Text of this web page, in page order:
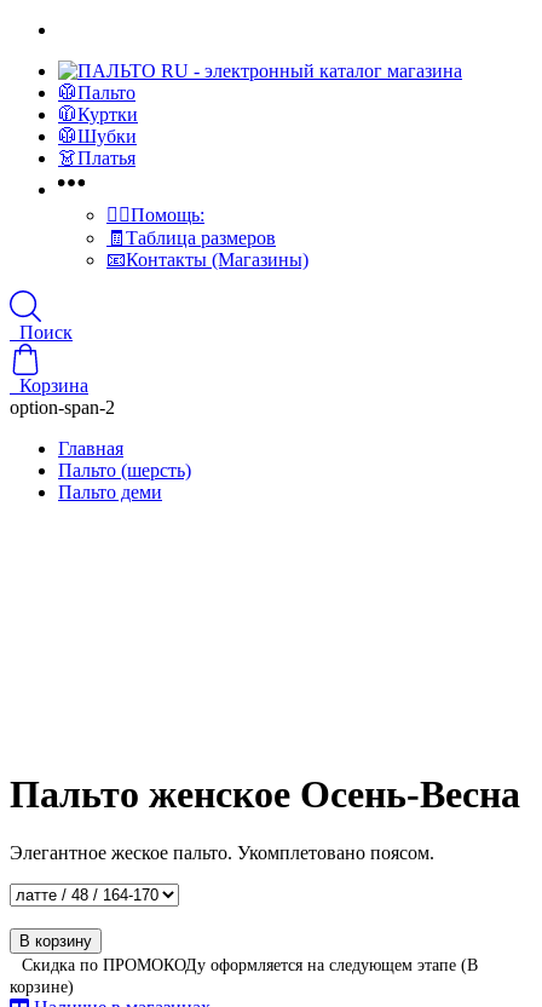
🥼Пальто
🧥Куртки
🥼Шубки
👗Платья
👍🏻Помощь:
🧾Таблица размеров
📧Контакты (Магазины)
Поиск
Корзина
option-span-2
Главная
Пальто (шерсть)
Пальто деми
Пальто женское Осень-Весна
Элегантное жеское пальто. Укомплетовано поясом.
В корзину
Скидка по ПРОМОКОДу оформляется на следующем этапе (В
корзине)